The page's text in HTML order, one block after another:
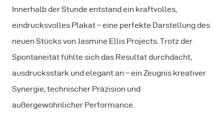
Innerhalb der Stunde entstand ein kraftvolles,
eindrucksvolles Plakat – eine perfekte Darstellung des
neuen Stücks von Jasmine Ellis Projects. Trotz der
Spontaneität fühlte sich das Resultat durchdacht,
ausdrucksstark und elegant an – ein Zeugnis kreativer
Synergie, technischer Präzision und
außergewöhnlicher Performance.